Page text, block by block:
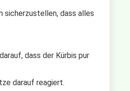
sicherzustellen, dass alles
dass der Kürbis pur
darauf reagiert.